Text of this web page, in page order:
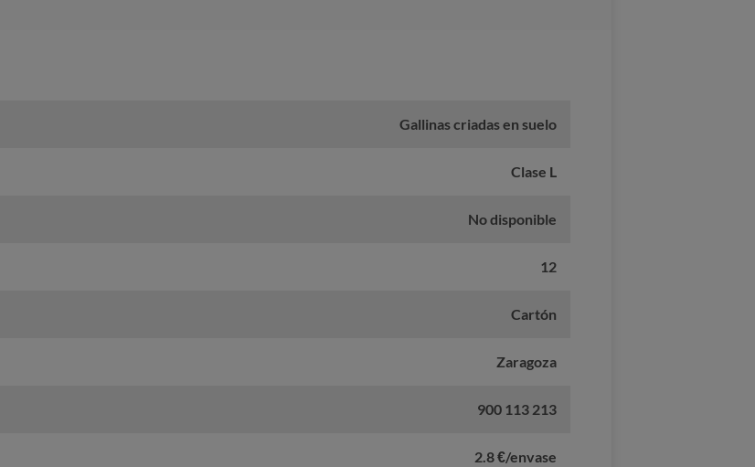
Gallinas criadas en suelo
Clase L
No disponible
12
Cartón
Zaragoza
900 113 213
2.8 €/envase